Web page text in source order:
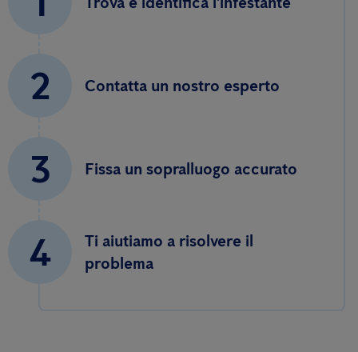
2 Contatta un nostro esperto
3 Fissa un sopralluogo accurato
4
Ti aiutiamo a risolvere il
problema